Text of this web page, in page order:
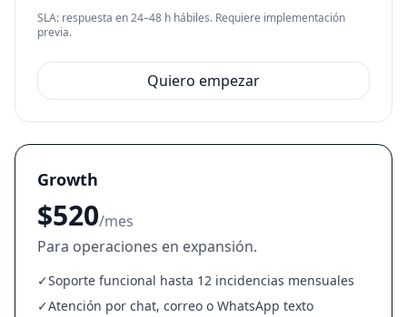
SLA: respuesta en 24–48 h hábiles. Requiere implementación
previa.
Quiero empezar
Growth
$520/mes
Para operaciones en expansión.
✓Soporte funcional hasta 12 incidencias mensuales
✓Atención por chat, correo o WhatsApp texto